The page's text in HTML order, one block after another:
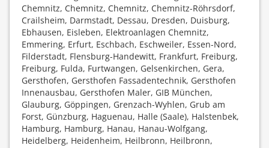
Chemnitz, Chemnitz, Chemnitz, Chemnitz-Röhrsdorf,
Crailsheim, Darmstadt, Dessau, Dresden, Duisburg,
Ebhausen, Eisleben, Elektroanlagen Chemnitz,
Emmering, Erfurt, Eschbach, Eschweiler, Essen-Nord,
Filderstadt, Flensburg-Handewitt, Frankfurt, Freiburg,
Freiburg, Fulda, Furtwangen, Gelsenkirchen, Gera,
Gersthofen, Gersthofen Fassadentechnik, Gersthofen
Innenausbau, Gersthofen Maler, GIB München,
Glauburg, Göppingen, Grenzach-Wyhlen, Grub am
Forst, Günzburg, Haguenau, Halle (Saale), Halstenbek,
Hamburg, Hamburg, Hanau, Hanau-Wolfgang,
Heidelberg, Heidenheim, Heilbronn, Heilbronn,